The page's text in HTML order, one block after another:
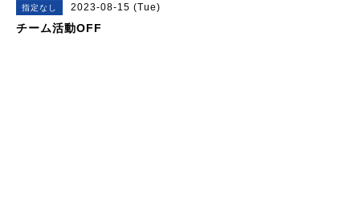
指定なし 2023-08-15 (Tue)
チーム活動OFF